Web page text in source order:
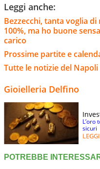
Leggi anche:
Bezzecchi, tanta voglia
100%, ma ho buone
carico
Prossime partite e
Tutte le notizie del Napoli
Gioielleria Delfino
L’oro
sicuri
LEGGI